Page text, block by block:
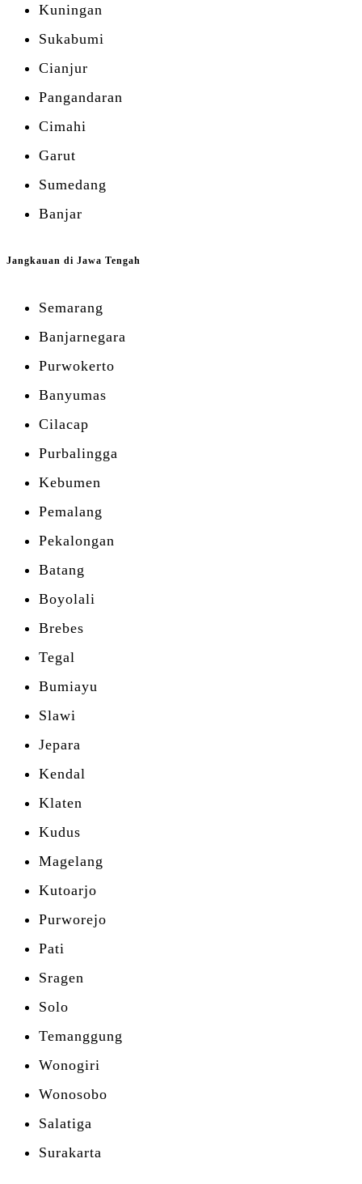
Kuningan
Sukabumi
Cianjur
Pangandaran
Cimahi
Garut
Sumedang
Banjar
Jangkauan di Jawa Tengah
Semarang
Banjarnegara
Purwokerto
Banyumas
Cilacap
Purbalingga
Kebumen
Pemalang
Pekalongan
Batang
Boyolali
Brebes
Tegal
Bumiayu
Slawi
Jepara
Kendal
Klaten
Kudus
Magelang
Kutoarjo
Purworejo
Pati
Sragen
Solo
Temanggung
Wonogiri
Wonosobo
Salatiga
Surakarta